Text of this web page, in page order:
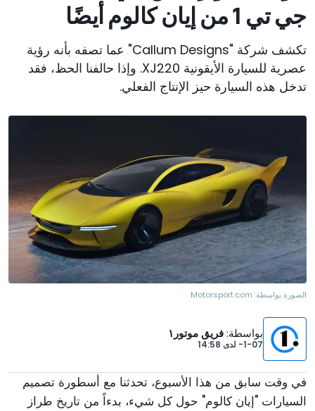
جي تي 1 من إيان كالوم أيضًا
تكشف شركة "Callum Designs" عما تصفه بأنه رؤية
عصرية للسيارة الأيقونية XJ220. وإذا حالفنا الحظ، فقد
تدخل هذه السيارة حيز الإنتاج الفعلي.
الصورة بواسطة: Motorsport.com
بواسطة:فريق موتور١
1-07- لدى
في وقت سابق من هذا الأسبوع، تحدثنا مع أسطورة تصميم
السيارات "إيان كالوم" حول كل شيء، بدءاً من تاريخ طراز